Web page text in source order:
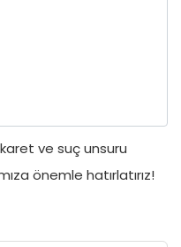
ve suç unsuru
önemle hatırlatırız!